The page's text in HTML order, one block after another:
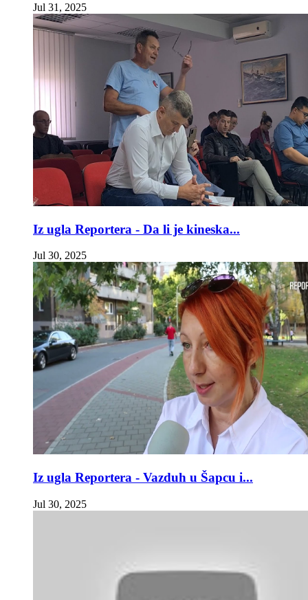
Jul 31, 2025
Iz ugla Reportera - Da li je kineska...
Jul 30, 2025
Iz ugla Reportera - Vazduh u Šapcu i...
Jul 30, 2025